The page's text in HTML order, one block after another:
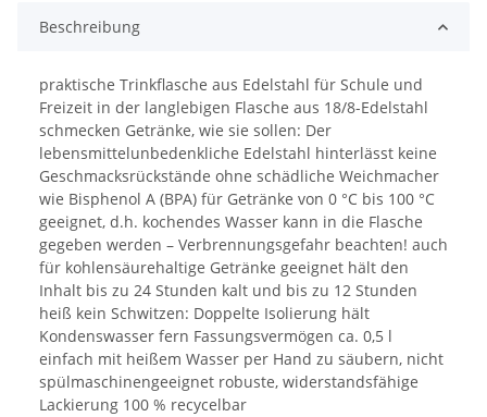
Beschreibung
praktische Trinkflasche aus Edelstahl für Schule und
Freizeit in der langlebigen Flasche aus 18/8-Edelstahl
schmecken Getränke, wie sie sollen: Der
lebensmittelunbedenkliche Edelstahl hinterlässt keine
Geschmacksrückstände ohne schädliche Weichmacher
wie Bisphenol A (BPA) für Getränke von 0 °C bis 100 °C
geeignet, d.h. kochendes Wasser kann in die Flasche
gegeben werden – Verbrennungsgefahr beachten! auch
für kohlensäurehaltige Getränke geeignet hält den
Inhalt bis zu 24 Stunden kalt und bis zu 12 Stunden
heiß kein Schwitzen: Doppelte Isolierung hält
Kondenswasser fern Fassungsvermögen ca. 0,5 l
einfach mit heißem Wasser per Hand zu säubern, nicht
spülmaschinengeeignet robuste, widerstandsfähige
Lackierung 100 % recycelbar